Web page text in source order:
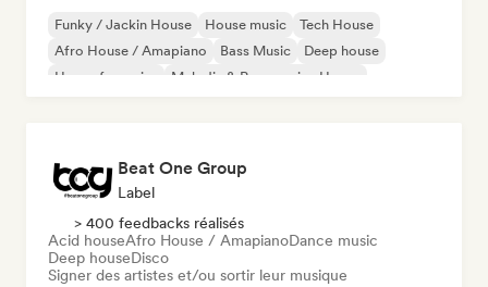
Funky / Jackin House House music
Tech House
Afro House / Amapiano
Bass Music
Deep house
House française
Melodic & Progressive House
Beat One Group
Label
> 400 feedbacks réalisés
Acid houseAfro House / AmapianoDance music
Deep houseDisco
Signer des artistes et/ou sortir leur musique